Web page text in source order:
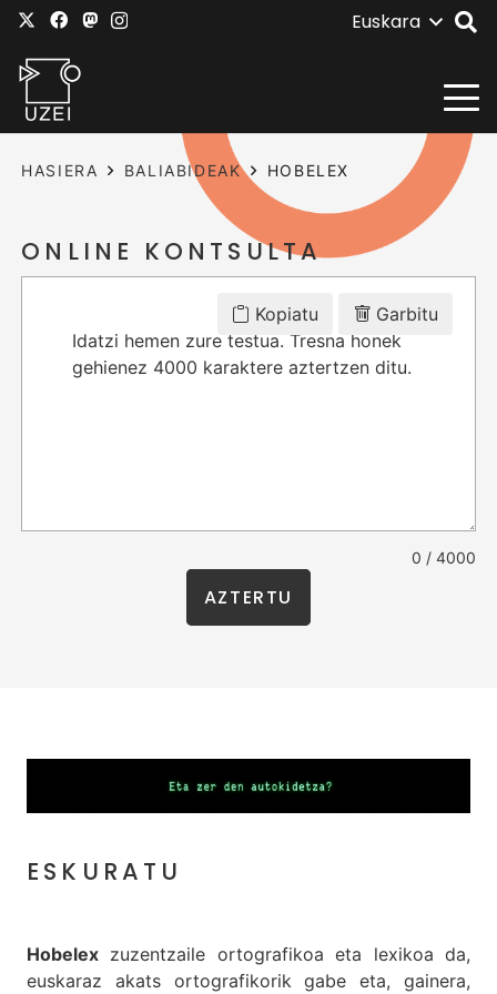
Euskara
HASIERA BALIABIDEAK HOBELEX
ONLINE KONTSULTA
Kopiatu Garbitu
0 / 4000
AZTERTU
ESKURATU
Hobelex zuzentzaile ortografikoa eta lexikoa da,
euskaraz akats ortografikorik gabe eta, gainera,